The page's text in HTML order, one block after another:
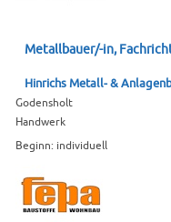
Metallbauer/-in,
Hinrichs Metall- &
Godensholt
Handwerk
Beginn: individuell